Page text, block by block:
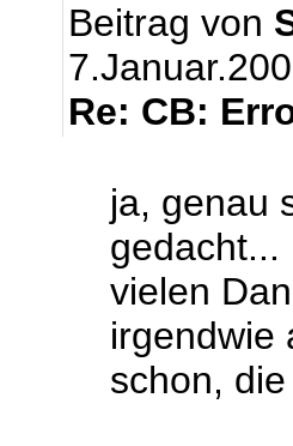
Beitrag von
Re: CB:
ja, genau
gedacht...
vielen
irgendwie
schon,